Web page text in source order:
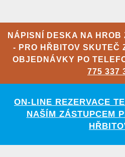
NÁPISNÍ DESKA NA HROB
- PRO HŘBITOV SKUTEČ
OBJEDNÁVKY PO
775 337
ON-LINE REZERVACE
NAŠÍM ZÁSTUPCEM